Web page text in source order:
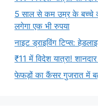
5 साल से कम उम्र के बच्चे
लगेगा एक भी रुपया
नाइट ड्राइविंग टिप्स:
₹11 में विदेश यात्रा!
फेफड़ों का कैंसर गुजरात में